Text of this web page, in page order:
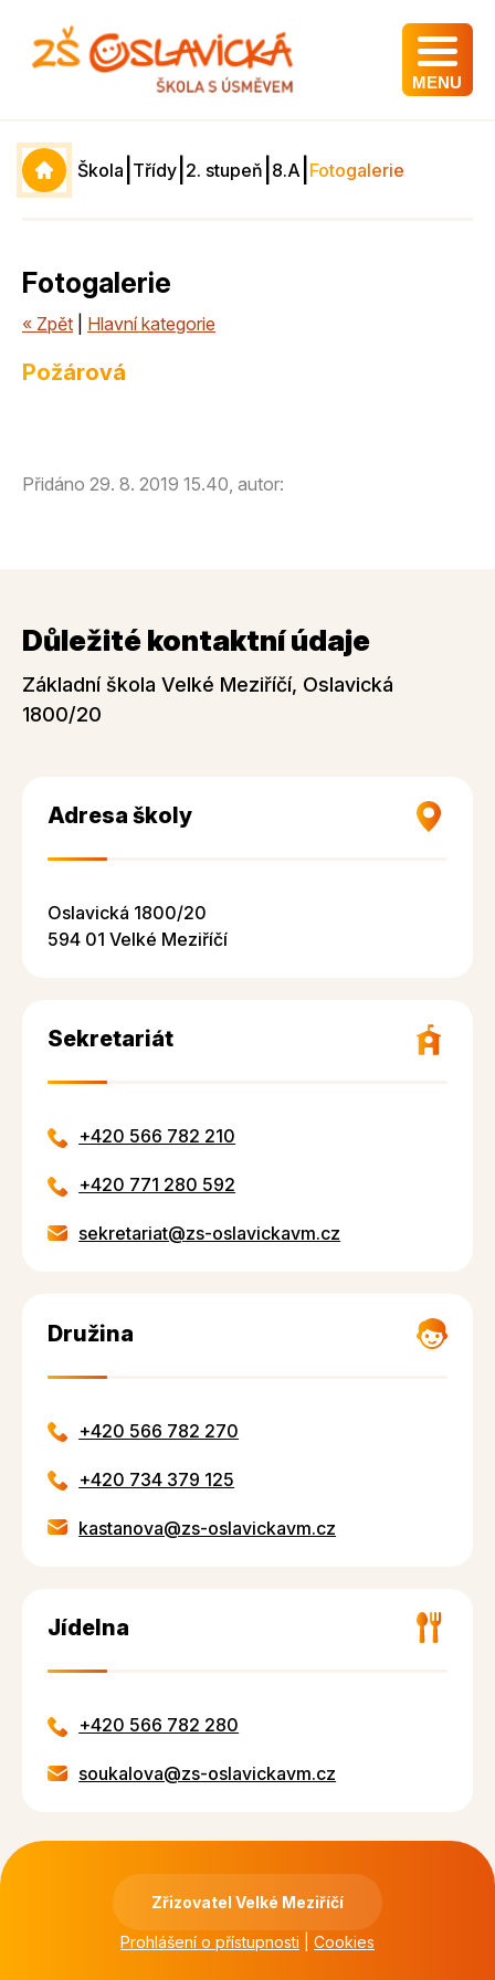
MENU
Škola Třídy 2. stupeň 8.A Fotogalerie
Fotogalerie
« Zpět Hlavní kategorie
Požárová
Přidáno 29. 8. 2019 15.40, autor:
Důležité kontaktní údaje
Základní škola Velké Meziříčí, Oslavická
1800/20
Adresa školy
Oslavická 1800/20
594 01 Velké Meziříčí
Sekretariát
+420 566 782 210
+420 771 280 592
sekretariat@zs-oslavickavm.cz
Družina
+420 566 782 270
+420 734 379 125
kastanova@zs-oslavickavm.cz
Jídelna
+420 566 782 280
soukalova@zs-oslavickavm.cz
Zřizovatel Velké Meziříčí
Prohlášení o přístupnosti Cookies